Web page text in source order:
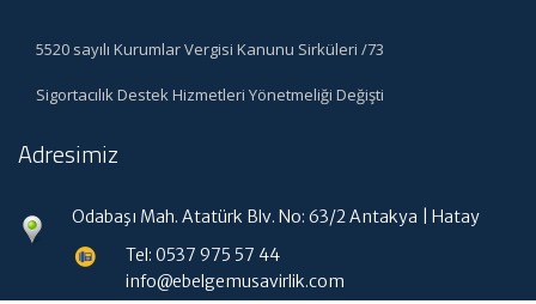
5520 sayılı Kurumlar Vergisi Kanunu Sirküleri /73
Sigortacılık Destek Hizmetleri Yönetmeliği Değişti
Adresimiz
Odabaşı Mah. Atatürk Blv. No: 63/2 Antakya | Hatay
Tel: 0537 975 57 44
info@ebelgemusavirlik.com